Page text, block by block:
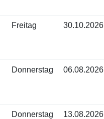
Freitag 30.10.2026
Donnerstag 06.08.2026
Donnerstag 13.08.2026